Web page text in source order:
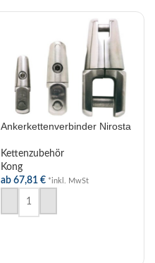
Ankerkettenverbinder Nirosta
Kettenzubehör
Kong
ab 67,81 € *inkl. MwSt
AUSFÜHRUNG WÄHLEN